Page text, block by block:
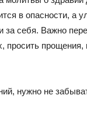
в опасности, а
за себя. Важно
прощения,
нужно не